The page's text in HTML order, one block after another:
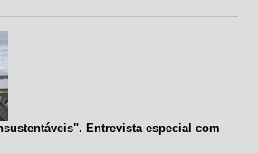
Entrevista especial com